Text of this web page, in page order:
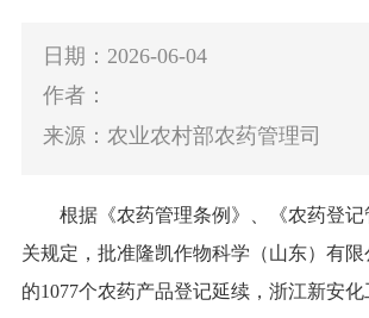
日期：2026-06-04
作者：
来源：农业农村部农药管理司
根据《农药管理条例》、《农药登记
关规定，批准隆凯作物科学（山东）有限
的1077个农药产品登记延续，浙江新安